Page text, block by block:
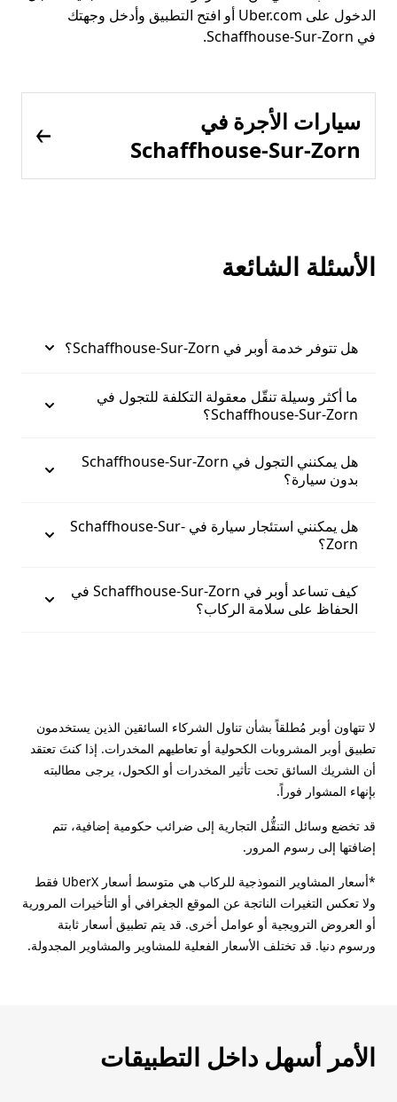
الدخول على Uber.com أو افتح التطبيق وأدخل وجهتك
في Schaffhouse-Sur-Zorn.
سيارات الأجرة في
Schaffhouse-Sur-Zorn
الأسئلة الشائعة
هل تتوفر خدمة أوبر في Schaffhouse-Sur-Zorn؟
ما أكثر وسيلة تنقّل معقولة التكلفة للتجول في
Schaffhouse-Sur-Zorn؟
هل يمكنني التجول في Schaffhouse-Sur-Zorn
بدون سيارة؟
هل يمكنني استئجار سيارة في Schaffhouse-Sur-
Zorn؟
كيف تساعد أوبر في Schaffhouse-Sur-Zorn في
الحفاظ على سلامة الركاب؟
لا تتهاون أوبر مُطلقاً بشأن تناول الشركاء السائقين الذين يستخدمون
تطبيق أوبر المشروبات الكحولية أو تعاطيهم المخدرات. إذا كنتَ تعتقد
أن الشريك السائق تحت تأثير المخدرات أو الكحول، يرجى مطالبته
بإنهاء المشوار فوراً.
قد تخضع وسائل التنقُّل التجارية إلى ضرائب حكومية إضافية، تتم
إضافتها إلى رسوم المرور.
*أسعار المشاوير النموذجية للركاب هي متوسط أسعار UberX فقط
ولا تعكس التغيرات الناتجة عن الموقع الجغرافي أو التأخيرات المرورية
أو العروض الترويجية أو عوامل أخرى. قد يتم تطبيق أسعار ثابتة
ورسوم دنيا. قد تختلف الأسعار الفعلية للمشاوير والمشاوير المجدولة.
الأمر أسهل داخل التطبيقات